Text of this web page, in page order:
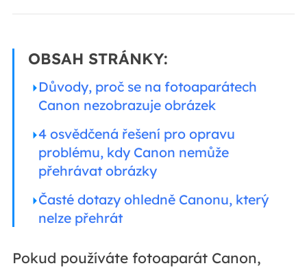
OBSAH STRÁNKY:
Důvody, proč se na fotoaparátech
Canon nezobrazuje obrázek
4 osvědčená řešení pro opravu
problému, kdy Canon nemůže
přehrávat obrázky
Časté dotazy ohledně Canonu, který
nelze přehrát
Pokud používáte fotoaparát Canon,